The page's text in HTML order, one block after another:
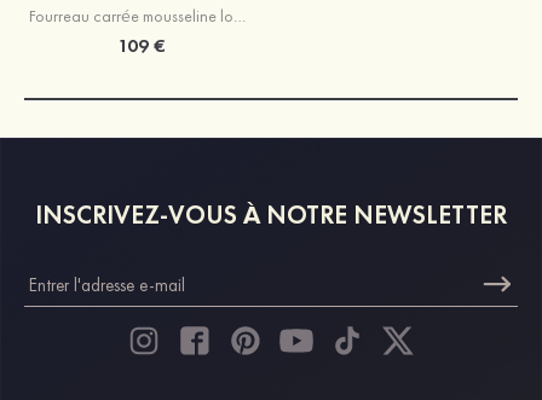
Fourreau carrée mousseline longueur ras du sol robe de demoiselle d'honneur avec plissé fendue
109 €
INSCRIVEZ-VOUS À NOTRE NEWSLETTER